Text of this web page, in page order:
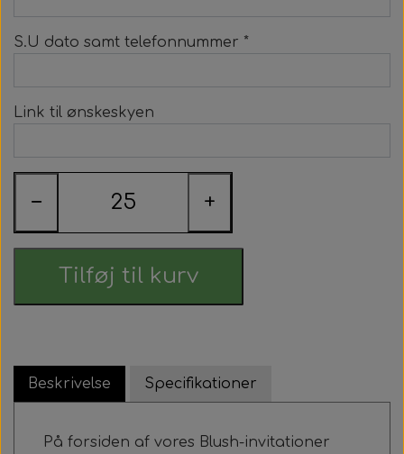
S.U dato samt telefonnummer *
Link til ønskeskyen
− +
Tilføj til kurv
Beskrivelse Specifikationer
På forsiden af ​​vores Blush-invitationer